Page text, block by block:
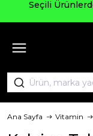
Seçili
Ana Sayfa Vitamin